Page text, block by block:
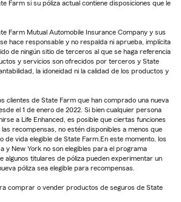
Farm si su póliza actual contiene disposiciones que le
Farm Mutual Automobile Insurance Company y sus
hace responsable y no respalda ni aprueba, implícita
de ningún sitio de terceros al que se haga referencia
y servicios son ofrecidos por terceros y State
la idoneidad ni la calidad de los productos y
clientes de State Farm que han comprado una nueva
el 1 de enero de 2022. Si bien cualquier persona
a Life Enhanced, es posible que ciertas funciones
las recompensas, no estén disponibles a menos que
de vida elegible de State Farm.En este momento, los
y New York no son elegibles para el programa
algunos titulares de póliza pueden experimentar un
póliza sea elegible para recompensas.
comprar o vender productos de seguros de State